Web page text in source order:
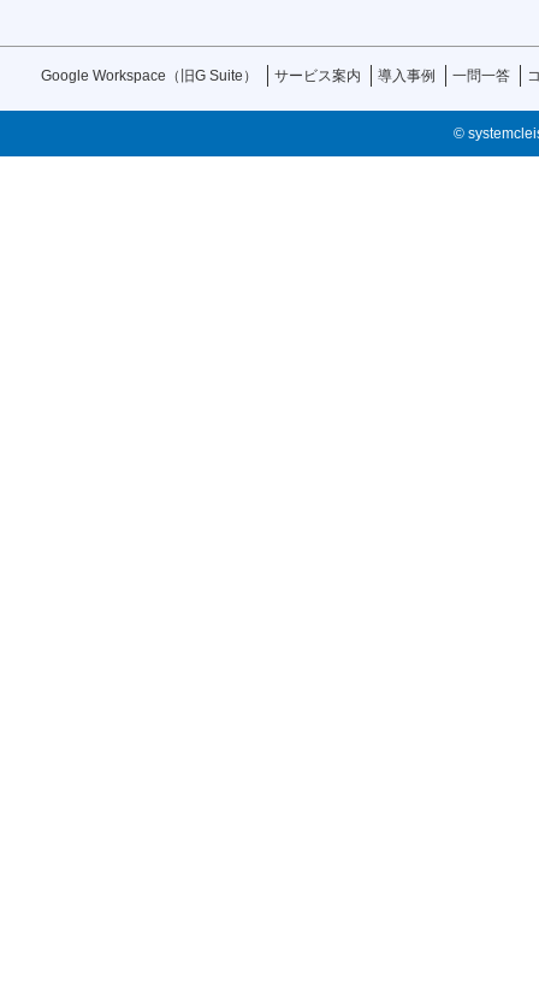
Google Workspace（旧G Suite） サービス案内 導入事例 一問一答
©